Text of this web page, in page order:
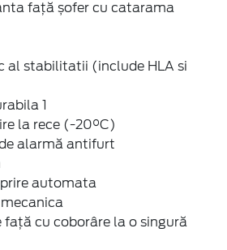
față șofer cu catarama
al stabilitatii (include HLA si
1
la rece (-20°C)
alarmă antifurt
automata
faţă cu coborâre la o singură